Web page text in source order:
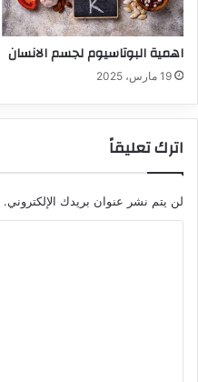
اهمية البوتاسيوم لجسم الانسان
19 مارس، 2025
اترك تعليقاً
لن يتم نشر عنوان بريدك الإلكتروني.